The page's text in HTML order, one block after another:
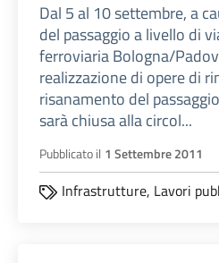
Dal 5 al 10 settembre, a
del passaggio a livello di
ferroviaria Bologna/
realizzazione di opere di
risanamento del
sarà chiusa alla circol...
Pubblicato il 1 Settembre 2011
Infrastrutture, Lavori